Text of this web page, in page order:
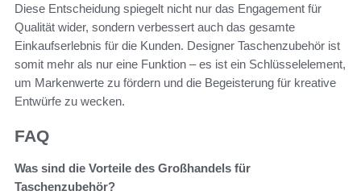
Diese Entscheidung spiegelt nicht nur das Engagement für
Qualität wider, sondern verbessert auch das gesamte
Einkaufserlebnis für die Kunden. Designer Taschenzubehör ist
somit mehr als nur eine Funktion – es ist ein Schlüsselelement,
um Markenwerte zu fördern und die Begeisterung für kreative
Entwürfe zu wecken.
FAQ
Was sind die Vorteile des Großhandels für
Taschenzubehör?